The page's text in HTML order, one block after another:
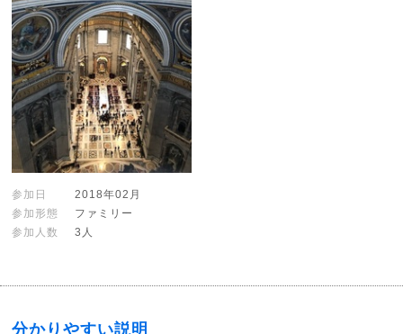
参加日
2018年02月
参加形態
ファミリー
参加人数
3人
分かりやすい説明